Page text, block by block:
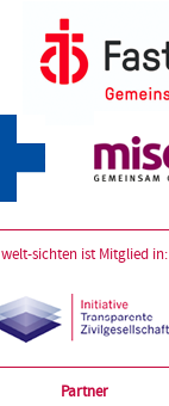
welt-sichten ist Mitglied in:
Partner